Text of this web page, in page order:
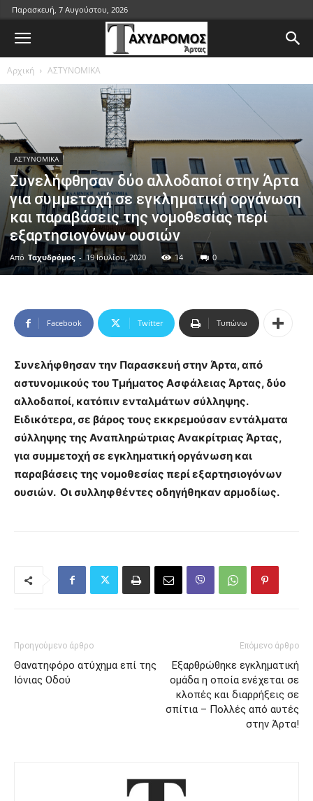
Παρασκευή, 7 Αυγούστου, 2026
Αρχική ΑΣΤΥΝΟΜΙΚΑ
ΑΣΤΥΝΟΜΙΚΑ
Συνελήφθησαν δύο αλλοδαποί στην Άρτα
για συμμετοχή σε εγκληματική οργάνωση
και παραβάσεις της νομοθεσίας περί
εξαρτησιογόνων ουσιών
Από Ταχυδρόμος - 19 Ιουλίου, 2020 14 0
Facebook Twitter Τυπώνω
Συνελήφθησαν την Παρασκευή στην Άρτα, από
αστυνομικούς του Τμήματος Ασφάλειας Άρτας, δύο
αλλοδαποί, κατόπιν ενταλμάτων σύλληψης.
Ειδικότερα, σε βάρος τους εκκρεμούσαν εντάλματα
σύλληψης της Αναπληρώτριας Ανακρίτριας Άρτας,
για συμμετοχή σε εγκληματική οργάνωση και
παραβάσεις της νομοθεσίας περί εξαρτησιογόνων
ουσιών. Οι συλληφθέντες οδηγήθηκαν αρμοδίως.
Προηγούμενο άρθρο
Θανατηφόρο ατύχημα επί της
Ιόνιας Οδού
Επόμενο άρθρο
Εξαρθρώθηκε εγκληματική
ομάδα η οποία ενέχεται σε
κλοπές και διαρρήξεις σε
σπίτια – Πολλές από αυτές
στην Άρτα!